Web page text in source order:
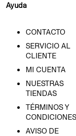
Ayuda
CONTACTO
SERVICIO AL
CLIENTE
MI CUENTA
NUESTRAS
TIENDAS
TÉRMINOS Y
CONDICIONES
AVISO DE